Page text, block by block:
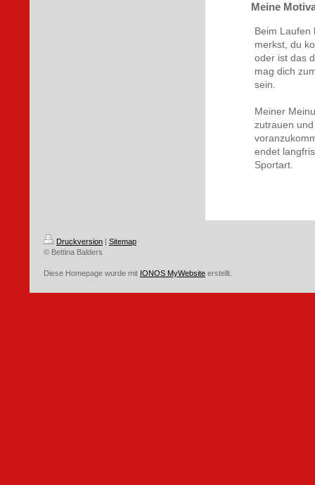
Meine
Beim Laufen
merkst, du
oder ist das
mag dich
sein.
Meiner
zutrauen
endet
Sportart.
Druckversion | Sitemap
© Bettina Balders
Diese Homepage wurde mit IONOS MyWebsite erstellt.